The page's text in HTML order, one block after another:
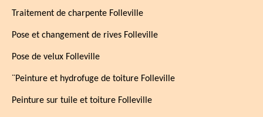
Traitement de charpente Folleville
Pose et changement de rives Folleville
Pose de velux Folleville
¨Peinture et hydrofuge de toiture Folleville
Peinture sur tuile et toiture Folleville